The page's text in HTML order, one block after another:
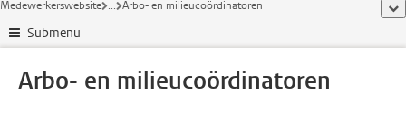
Medewerkerswebsite ... Arbo- en milieucoördinatoren
Submenu
Arbo- en milieucoördinatoren